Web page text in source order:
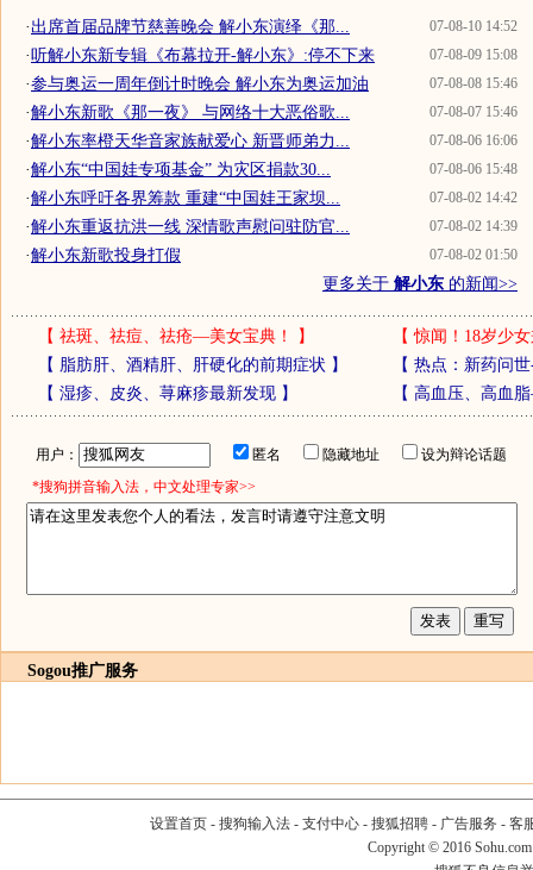
07-08-10 14:52
·出席首届品牌节慈善晚会 解小东演绎《那...
07-08-09 15:08
·听解小东新专辑《布幕拉开-解小东》:停不下来
07-08-08 15:46
·参与奥运一周年倒计时晚会 解小东为奥运加油
07-08-07 15:46
·解小东新歌《那一夜》 与网络十大恶俗歌...
07-08-06 16:06
·解小东率橙天华音家族献爱心 新晋师弟力...
07-08-06 15:48
·解小东“中国娃专项基金” 为灾区捐款30...
07-08-02 14:42
·解小东呼吁各界筹款 重建“中国娃王家坝...
07-08-02 14:39
·解小东重返抗洪一线 深情歌声慰问驻防官...
07-08-02 01:50
·解小东新歌投身打假
更多关于 解小东 的新闻>>
【 祛斑、祛痘、祛疮—美女宝典！ 】 【惊闻！18岁少
【 脂肪肝、酒精肝、肝硬化的前期症状 】 【 热点：新药问
【 湿疹、皮炎、荨麻疹最新发现】 【 高血压、高血
用户： 匿名 隐藏地址
设为辩论话题
*搜狗拼音输入法，中文处理专家>>
Sogou推广服务
设置首页- 搜狗输入法- 支付中心- 搜狐招聘- 广告服务 - 客
Copyright © 2016